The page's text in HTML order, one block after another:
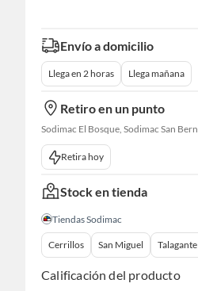
Envío a domicilio
Llega en 2 horas Llega mañana
Retiro en un punto
Retira hoy
Stock en tienda
Tiendas Sodimac
Cerrillos San Miguel Talagante
Calificación del producto